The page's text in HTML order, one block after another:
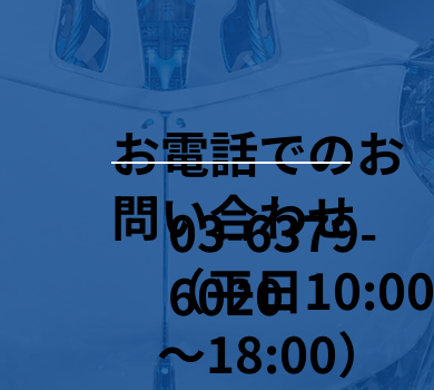
お電話でのお
問い合わせ
03-6379-
6020
（平日10:00
～18:00）